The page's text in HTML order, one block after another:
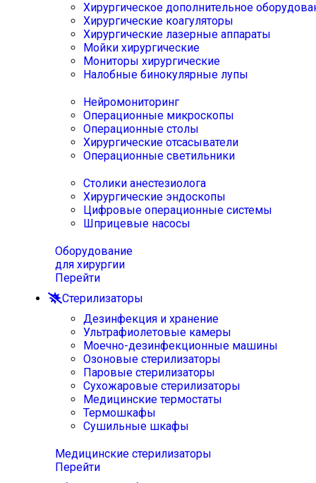
Хирургическое дополнительное
Хирургические коагуляторы
Хирургические лазерные аппараты
Мойки хирургические
Мониторы хирургические
Налобные бинокулярные лупы
Нейромониторинг
Операционные микроскопы
Операционные столы
Хирургические отсасыватели
Операционные светильники
Столики анестезиолога
Хирургические эндоскопы
Цифровые операционные системы
Шприцевые насосы
Оборудование
для хирургии
Перейти
Стерилизаторы
Дезинфекция и хранение
Ультрафиолетовые камеры
Моечно-дезинфекционные машины
Озоновые стерилизаторы
Паровые стерилизаторы
Сухожаровые стерилизаторы
Медицинские термостаты
Термошкафы
Сушильные шкафы
Медицинские стерилизаторы
Перейти